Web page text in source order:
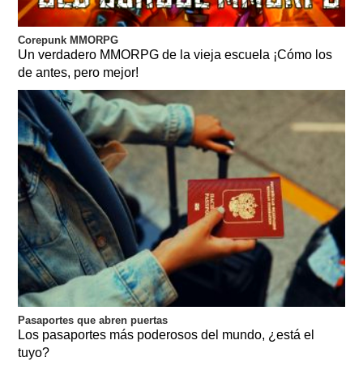
Corepunk MMORPG
Un verdadero MMORPG de la vieja escuela ¡Cómo los
de antes, pero mejor!
Pasaportes que abren puertas
Los pasaportes más poderosos del mundo, ¿está el
tuyo?